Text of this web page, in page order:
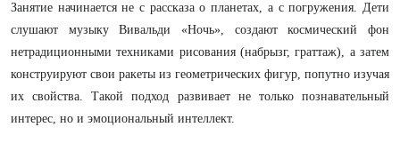
Занятие начинается не с рассказа о планетах, а с погружения. Дети
слушают музыку Вивальди «Ночь», создают космический фон
нетрадиционными техниками рисования (набрызг, граттаж), а затем
конструируют свои ракеты из геометрических фигур, попутно изучая
их свойства. Такой подход развивает не только познавательный
интерес, но и эмоциональный интеллект.